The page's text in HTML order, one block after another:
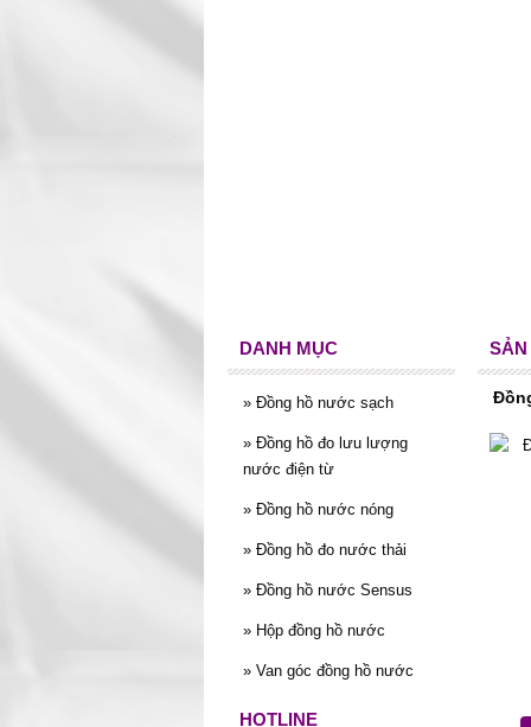
DANH MỤC
» Đồng hồ nước sạch
» Đồng hồ đo lưu lượng
nước điện từ
» Đồng hồ nước nóng
» Đồng hồ đo nước thải
» Đồng hồ nước Sensus
» Hộp đồng hồ nước
» Van góc đồng hồ nước
HOTLINE